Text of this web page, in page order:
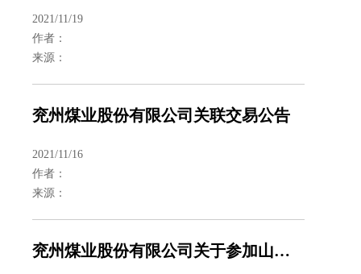
2021/11/19
作者：
来源：
兖州煤业股份有限公司关联交易公告
2021/11/16
作者：
来源：
兖州煤业股份有限公司关于参加山东辖区上市公司2021年度投资者网上集体接待日活动的公告